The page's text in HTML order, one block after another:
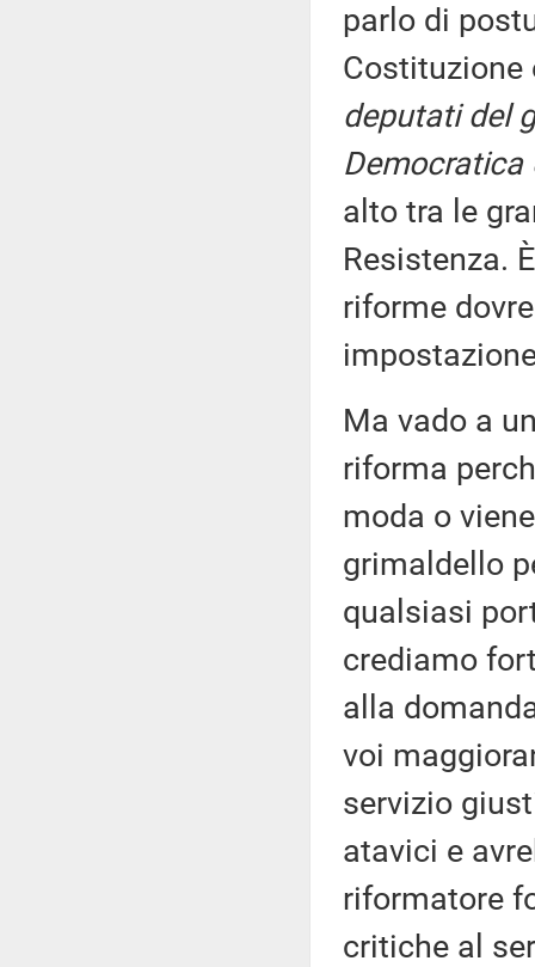
parlo di
deputati del
alto tra le
Resistenza.
riforme
Ma vado a
riforma
moda o
grimaldello
qualsiasi
crediamo
alla
voi
servizio
atavici e
riformatore
critiche al